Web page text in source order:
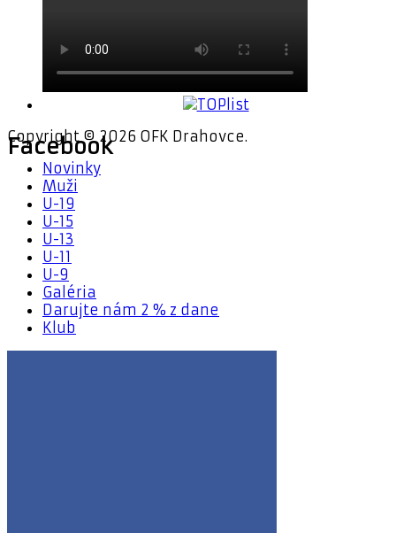
Copyright © 2026 OFK Drahovce.
Novinky
Muži
U-19
U-15
U-13
U-11
U-9
Galéria
Darujte nám 2 % z dane
Klub
Facebook